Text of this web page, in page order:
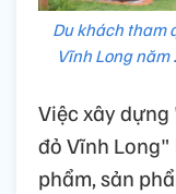
Du khách tham
Vĩnh Long
Việc xây
đỏ Vĩnh
phẩm, sản